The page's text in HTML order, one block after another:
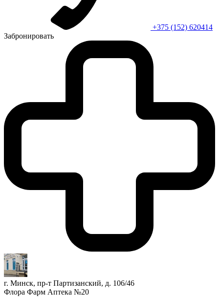
+375 (152) 620414
Забронировать
г. Минск, пр-т Партизанский, д. 106/46
Флора Фарм Аптека №20